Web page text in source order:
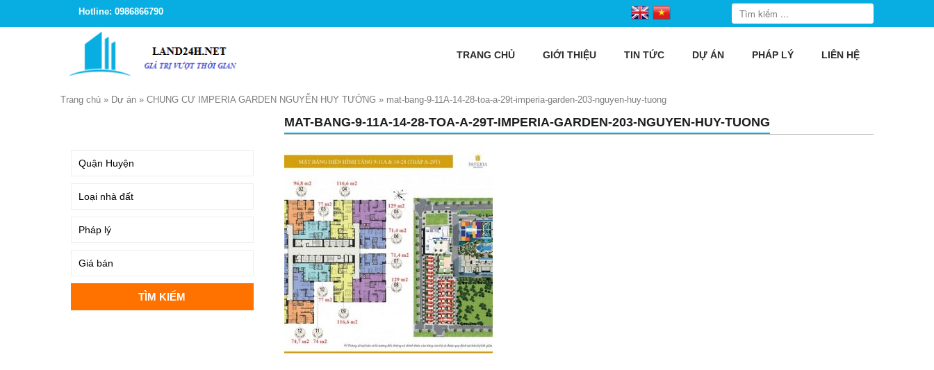
Hotline: 0986866790
TRANG CHỦ GIỚI THIỆU TIN TỨC DỰ ÁN PHÁP LÝ LIÊN HỆ
Trang chủ » Dự án » CHUNG CƯ IMPERIA GARDEN NGUYỄN HUY TƯỞNG » mat-bang-9-11A-14-28-toa-a-29t-imperia-garden-203-nguyen-huy-tuong
MAT-BANG-9-11A-14-28-TOA-A-29T-IMPERIA-GARDEN-203-NGUYEN-HUY-TUONG